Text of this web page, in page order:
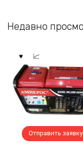
Недавно
Отправить заявку